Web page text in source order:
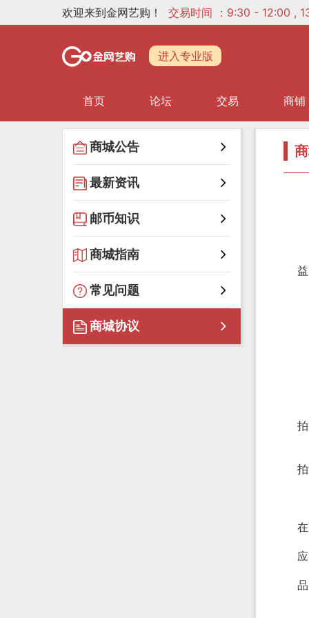
欢迎来到金网艺购！ 交易时间 ：9:30 - 12:00 ,
进入专业版
首页 论坛 交易 商铺
商城公告
最新资讯
邮币知识
商城指南
常见问题
商城协议